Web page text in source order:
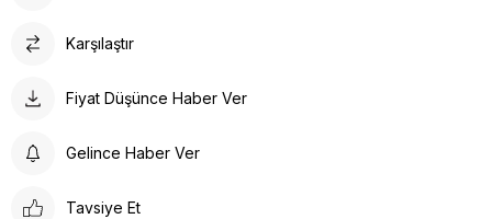
Karşılaştır
Fiyat Düşünce Haber Ver
Gelince Haber Ver
Tavsiye Et